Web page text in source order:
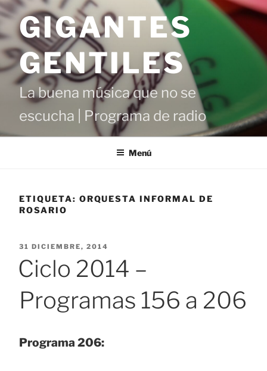
Saltar
contenido
GIGANTES
GENTILES
La buena música que no se
escucha | Programa de radio
Menú
ETIQUETA: ORQUESTA INFORMAL DE
ROSARIO
PUBLICADO
31 DICIEMBRE, 2014
Ciclo 2014 –
Programas 156 a 206
Programa 206: